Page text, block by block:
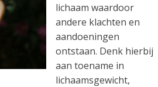
lichaam waardoor
andere klachten en
aandoeningen
ontstaan. Denk hierbij
aan toename in
lichaamsgewicht,